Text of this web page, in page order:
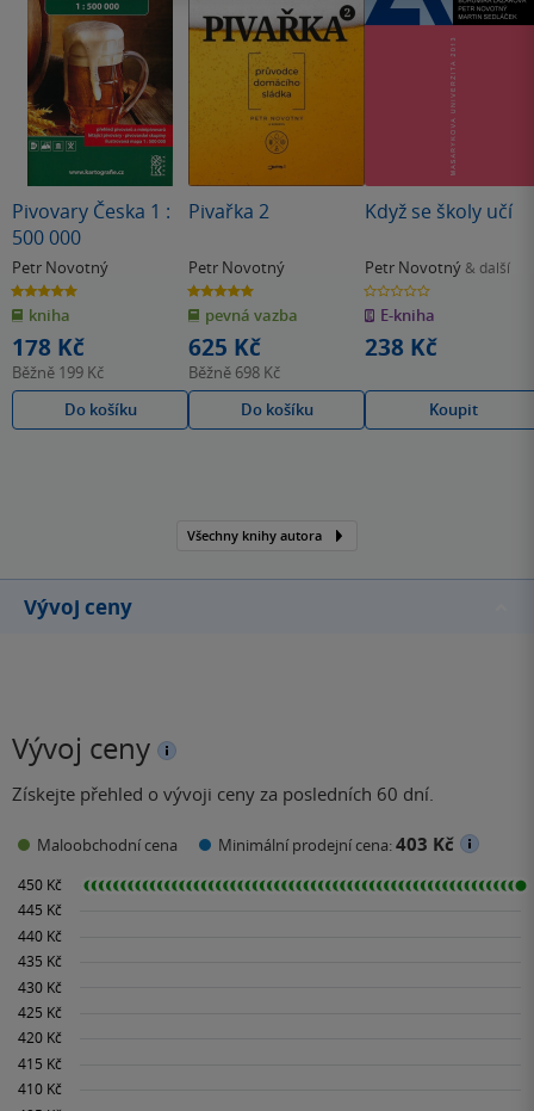
Pivovary Česka 1 :
500 000
Petr Novotný
5.0
z
5
hvězdiček
kniha
178 Kč
Běžně 199 Kč
Do košíku
Pivařka 2
Petr Novotný
5.0
z
5
hvězdiček
pevná vazba
625 Kč
Běžně 698 Kč
Do košíku
Když se školy učí
Petr Novotný & další
0.0
z
5
hvězdiček
E-kniha
238 Kč
Koupit
Všechny knihy autora
Vývoj ceny
Vývoj ceny
Získejte přehled o vývoji ceny za posledních 60 dní.
Maloobchodní cena Minimální prodejní cena:403 Kč